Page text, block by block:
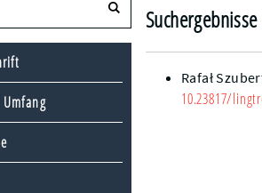
Rafał
10.23817/